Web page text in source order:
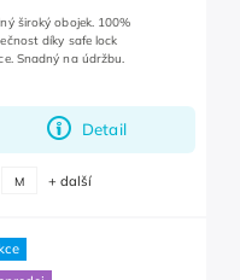
Detail
široký obojek. 100%
díky safe lock
Snadný na údržbu.
M + další